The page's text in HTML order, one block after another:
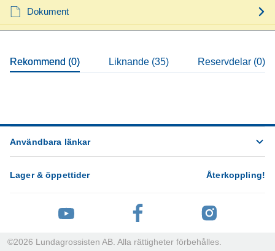
Dokument
Rekommend (0) Liknande (35) Reservdelar (0)
Användbara länkar
Lager & öppettider Återkoppling!
©2026 Lundagrossisten AB. Alla rättigheter förbehålles.